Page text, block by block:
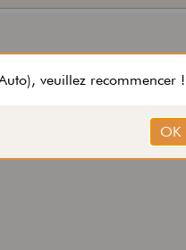
en france ..un gars le
et n eatit pas super
different selon le style